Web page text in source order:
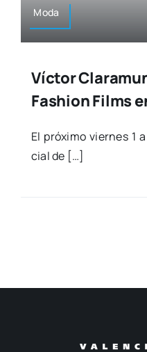
Moda
Víctor
Fashion Films
El pró­xi­mo vier­nes 1
cial de […]